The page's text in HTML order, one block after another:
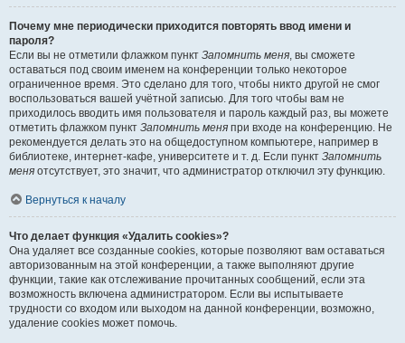
Почему мне периодически приходится повторять ввод имени и
пароля?
Если вы не отметили флажком пункт Запомнить меня, вы сможете
оставаться под своим именем на конференции только некоторое
ограниченное время. Это сделано для того, чтобы никто другой не смог
воспользоваться вашей учётной записью. Для того чтобы вам не
приходилось вводить имя пользователя и пароль каждый раз, вы можете
отметить флажком пункт Запомнить меня при входе на конференцию. Не
рекомендуется делать это на общедоступном компьютере, например в
библиотеке, интернет-кафе, университете и т. д. Если пункт Запомнить
меня отсутствует, это значит, что администратор отключил эту функцию.
Вернуться к началу
Что делает функция «Удалить cookies»?
Она удаляет все созданные cookies, которые позволяют вам оставаться
авторизованным на этой конференции, а также выполняют другие
функции, такие как отслеживание прочитанных сообщений, если эта
возможность включена администратором. Если вы испытываете
трудности со входом или выходом на данной конференции, возможно,
удаление cookies может помочь.